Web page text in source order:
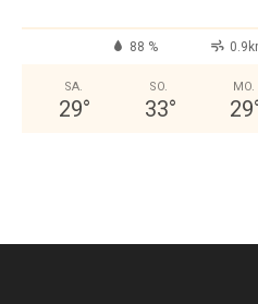
88 %
SA.
29°
SO.
33°
MO.
29